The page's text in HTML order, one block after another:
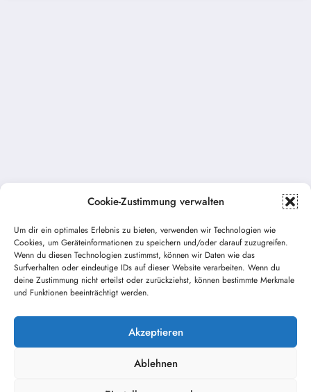
Cookie-Zustimmung verwalten
Um dir ein optimales Erlebnis zu bieten, verwenden wir Technologien wie
Cookies, um Geräteinformationen zu speichern und/oder darauf zuzugreifen.
Wenn du diesen Technologien zustimmst, können wir Daten wie das
Surfverhalten oder eindeutige IDs auf dieser Website verarbeiten. Wenn du
deine Zustimmung nicht erteilst oder zurückziehst, können bestimmte Merkmale
und Funktionen beeinträchtigt werden.
Akzeptieren
Ablehnen
Vorheriger Beitrag
Gemeinschaftsübung mit Adelsried
Festbesuch 125 Jahre Feuerwehr Arestried